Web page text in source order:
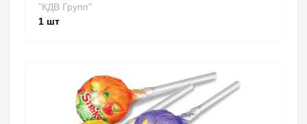
"КДВ Групп"
1 шт